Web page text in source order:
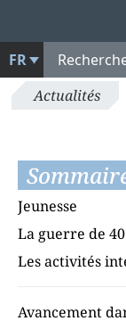
FR
Actualités
Jeunesse
La guerre de 40
Les activités
Avancement